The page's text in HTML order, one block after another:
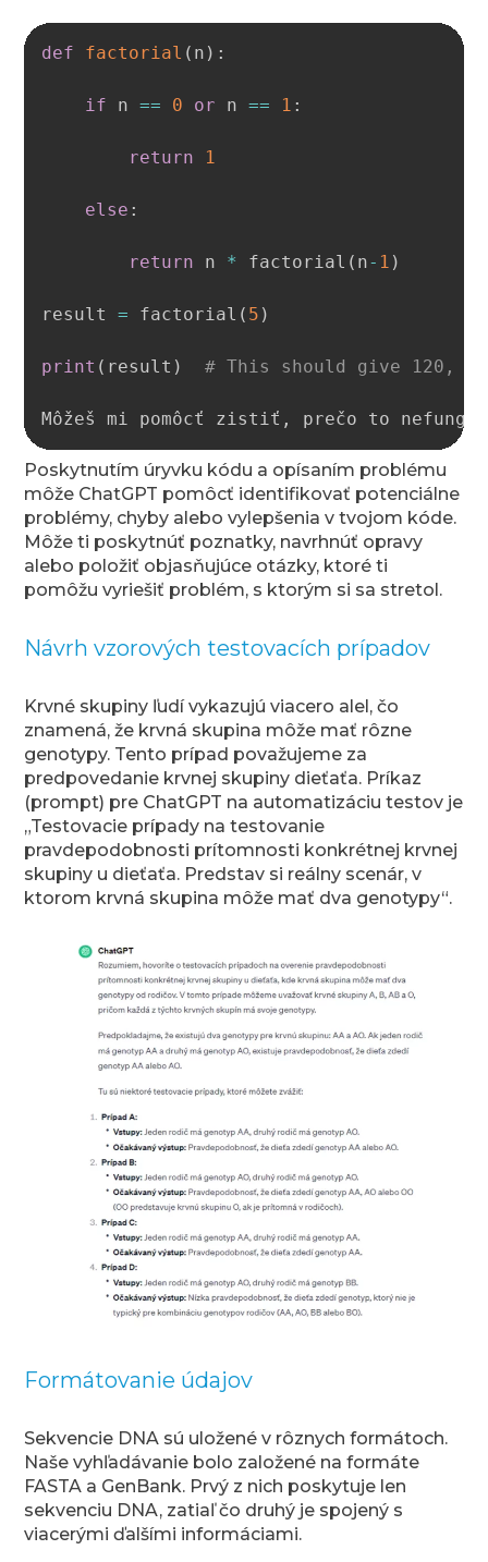
def factorial ( n ) :
if n == 0 or n == 1 :
return 1
else :
return n * factorial ( n- 1 )
result = factorial ( 5 )
print ( result ) # This should give 120,
Môžeš mi pomôcť zistiť , prečo to
Poskytnutím úryvku kódu a opísaním problému
môže ChatGPT pomôcť identifikovať potenciálne
problémy, chyby alebo vylepšenia v tvojom kóde.
Môže ti poskytnúť poznatky, navrhnúť opravy
alebo položiť objasňujúce otázky, ktoré ti
pomôžu vyriešiť problém, s ktorým si sa stretol.
Návrh vzorových testovacích prípadov
Krvné skupiny ľudí vykazujú viacero alel, čo
znamená, že krvná skupina môže mať rôzne
genotypy. Tento prípad považujeme za
predpovedanie krvnej skupiny dieťaťa. Príkaz
(prompt) pre ChatGPT na automatizáciu testov je
„Testovacie prípady na testovanie
pravdepodobnosti prítomnosti konkrétnej krvnej
skupiny u dieťaťa. Predstav si reálny scenár, v
ktorom krvná skupina môže mať dva genotypy“.
Formátovanie údajov
Sekvencie DNA sú uložené v rôznych formátoch.
Naše vyhľadávanie bolo založené na formáte
FASTA a GenBank. Prvý z nich poskytuje len
sekvenciu DNA, zatiaľ čo druhý je spojený s
viacerými ďalšími informáciami.